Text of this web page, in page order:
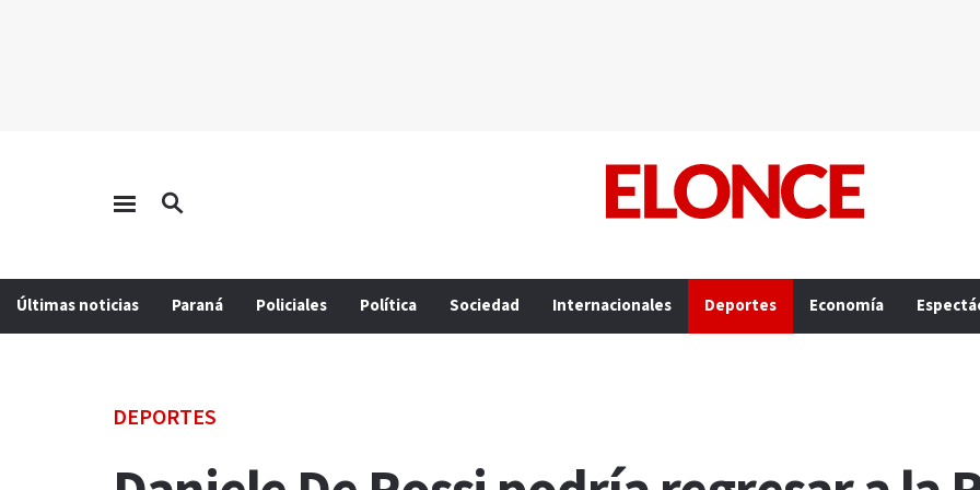
Últimas noticias Paraná Policiales Política Sociedad Internacionales Deportes Economía
DEPORTES